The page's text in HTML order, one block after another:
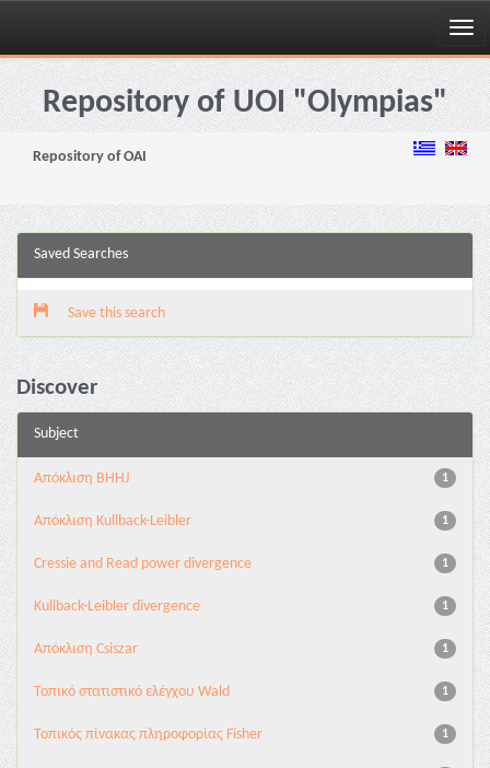
Skip
navigationRepository of UOI "Olympias"
Repository of OAI
Saved Searches
Save this search
Discover
Subject
1
Aπόκλιση BHHJ
1
Aπόκλιση Kullback-Leibler
1
Cressie and Read power divergence
1
Kullback-Leibler divergence
1
Απόκλιση Csiszar
1
Τοπικό στατιστικό ελέγχου Wald
1
Τοπικός πίνακας πληροφορίας Fisher